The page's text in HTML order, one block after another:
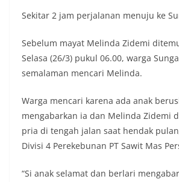
Sekitar 2 jam perjalanan menuju ke
Sebelum mayat Melinda Zidemi
Selasa (26/3) pukul 06.00, warga
semalaman mencari Melinda.
Warga mencari karena ada anak
mengabarkan ia dan Melinda Zidemi
pria di tengah jalan saat hendak
Divisi 4 Perekebunan PT Sawit Mas
“Si anak selamat dan berlari